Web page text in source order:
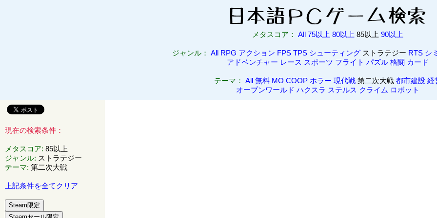
メタスコア： All 75以上 80以上 85以上 90以上
ジャンル： All RPG アクション FPS TPS シューティング ストラテジー RTS シ
アドベンチャー レース スポーツ フライト パズル 格闘 カード
テーマ： All 無料 MO COOP ホラー 現代戦第二次大戦 都市建設 経
オープンワールド ハクスラ ステルス クライム ロボット
現在の検索条件：
メタスコア: 85以上
ジャンル: ストラテジー
テーマ: 第二次大戦
上記条件を全てクリア